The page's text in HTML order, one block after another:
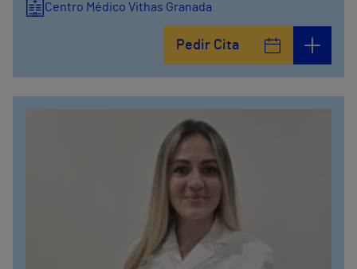
Centro Médico Vithas Granada
Pedir Cita